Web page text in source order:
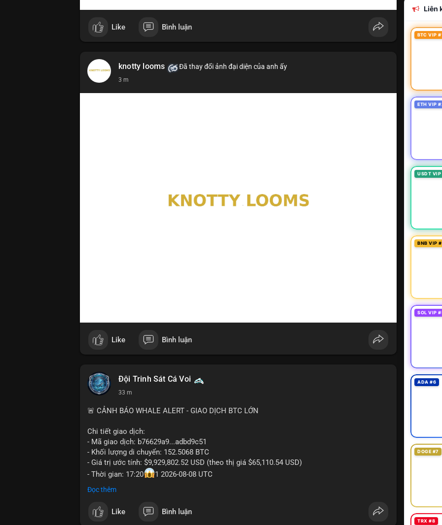
Like Bình luận
knotty looms Đã thay đổi ảnh đại diện của anh ấy
3 m
Like Bình luận
Đội Trinh Sát Cá Voi
33 m
🚨 CẢNH BÁO WHALE ALERT - GIAO DỊCH BTC LỚN
Chi tiết giao dịch:
- Mã giao dịch: b76629a9...adbd9c51
- Khối lượng di chuyển: 152.5068 BTC
- Giá trị ước tính: $9,929,802.52 USD (theo thị giá $65,110.54 USD)
- Thời gian: 17:20
1 2026-08-08 UTC
Nhận định phân tích hành vi của Cá voi dựa trên giao dịch này: Khối lượng 152.5 BTC trị giá
gần 10 triệu USD được di chuyển trong một giao dịch duy nhất cho thấy dấu hiệu của một tổ
chức lớn hoặc cá voi đang tái cơ cấu danh mục. Với mức giá hiện tại, động thái này có thể
Đọc thêm
Like Bình luận
Liên
BTC VIP
ETH VIP
USDT
BNB VIP
SOL VIP
ADA #6
DOGE #7
TRX #8